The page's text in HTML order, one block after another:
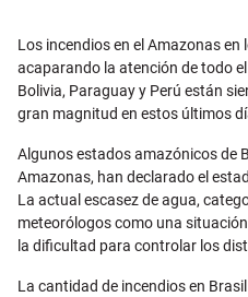
Los incendios en el Amazonas
acaparando la atención de todo
Bolivia, Paraguay y Perú están
gran magnitud en estos últimos
Algunos estados amazónicos de
Amazonas, han declarado el
La actual escasez de agua,
meteorólogos como una
la dificultad para controlar los
La cantidad de incendios en